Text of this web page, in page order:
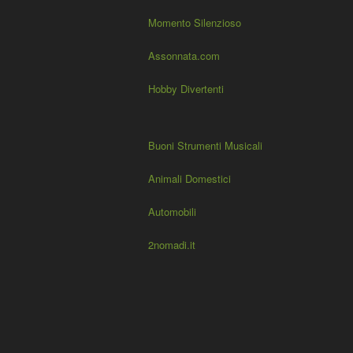
Momento Silenzioso
Assonnata.com
Hobby Divertenti
Buoni Strumenti Musicali
Animali Domestici
Automobili
2nomadi.it